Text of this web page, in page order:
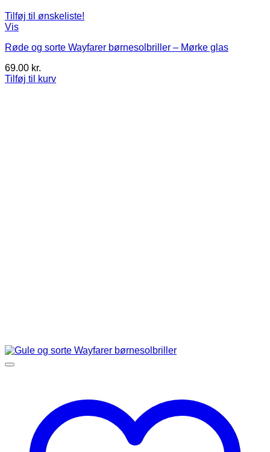
Tilføj til ønskeliste!
Vis
Røde og sorte Wayfarer børnesolbriller – Mørke glas
69.00 kr.
Tilføj til kurv